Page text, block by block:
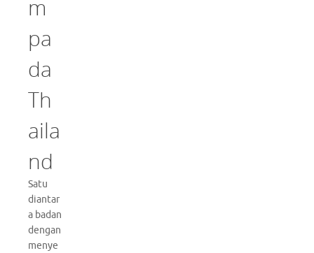
m
pa
da
Th
aila
nd
Satu
diantar
a badan
dengan
menye